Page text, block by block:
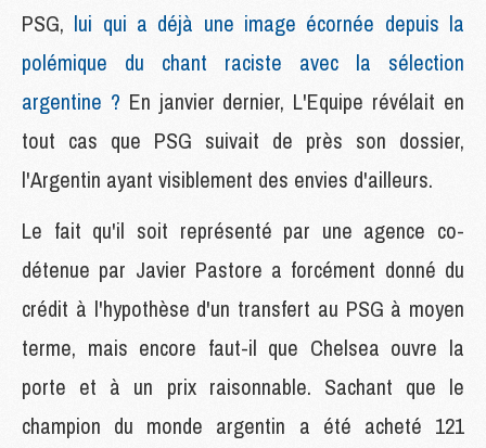
PSG, lui qui a déjà une image écornée depuis la
polémique du chant raciste avec la sélection
argentine ? En janvier dernier, L'Equipe révélait en
tout cas que PSG suivait de près son dossier,
l'Argentin ayant visiblement des envies d'ailleurs.
Le fait qu'il soit représenté par une agence co-
détenue par Javier Pastore a forcément donné du
crédit à l'hypothèse d'un transfert au PSG à moyen
terme, mais encore faut-il que Chelsea ouvre la
porte et à un prix raisonnable. Sachant que le
champion du monde argentin a été acheté 121